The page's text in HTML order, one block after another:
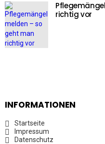
richtig vor
INFORMATIONEN
Startseite
Impressum
Datenschutz